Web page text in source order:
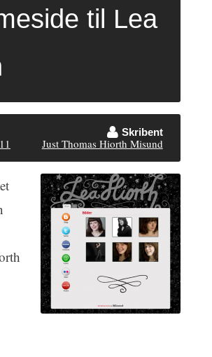
til Lea
Skribent
Just Thomas Hiorth Misund